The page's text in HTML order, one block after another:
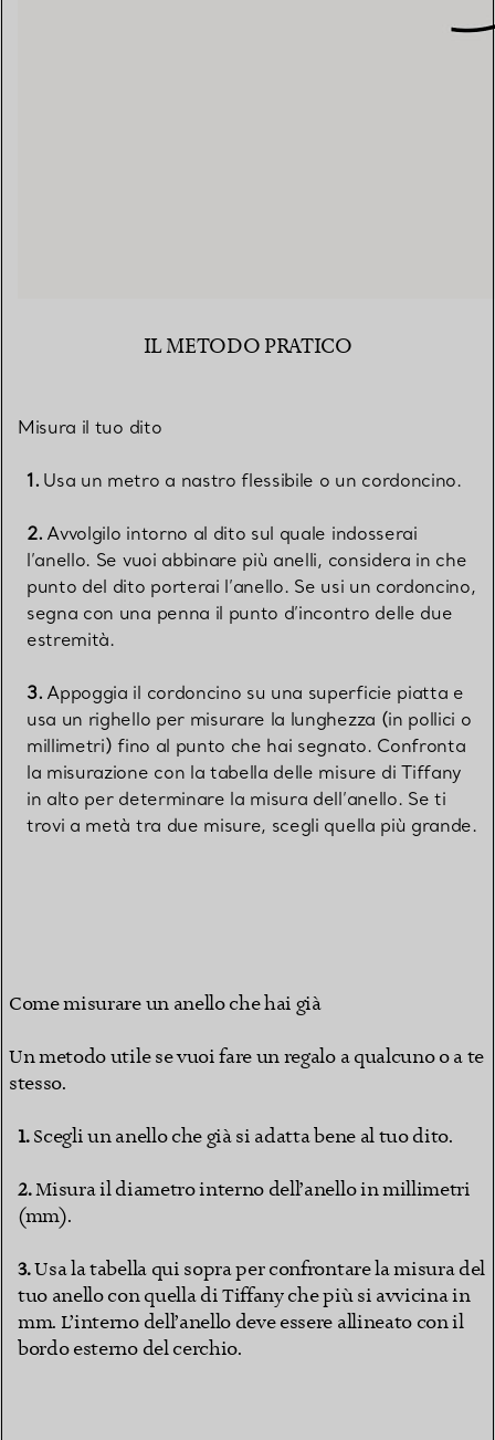
IL METODO PRATICO
Misura il tuo dito
Usa un metro a nastro flessibile o un cordoncino.
Avvolgilo intorno al dito sul quale indosserai
l’anello. Se vuoi abbinare più anelli, considera in che
punto del dito porterai l’anello. Se usi un cordoncino,
segna con una penna il punto d’incontro delle due
estremità.
Appoggia il cordoncino su una superficie piatta e
usa un righello per misurare la lunghezza (in pollici o
millimetri) fino al punto che hai segnato. Confronta
la misurazione con la tabella delle misure di Tiffany
in alto per determinare la misura dell’anello. Se ti
trovi a metà tra due misure, scegli quella più grande.
Come misurare un anello che hai già
Un metodo utile se vuoi fare un regalo a qualcuno o a te
stesso.
Scegli un anello che già si adatta bene al tuo dito.
Misura il diametro interno dell’anello in millimetri
(mm).
Usa la tabella qui sopra per confrontare la misura del
tuo anello con quella di Tiffany che più si avvicina in
mm. L’interno dell’anello deve essere allineato con il
bordo esterno del cerchio.